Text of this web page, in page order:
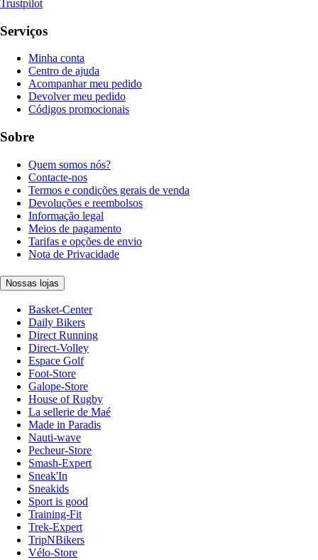
Trustpilot
Serviços
Minha conta
Centro de ajuda
Acompanhar meu pedido
Devolver meu pedido
Códigos promocionais
Sobre
Quem somos nós?
Contacte-nos
Termos e condições gerais de venda
Devoluções e reembolsos
Informação legal
Meios de pagamento
Tarifas e opções de envio
Nota de Privacidade
Nossas lojas
Basket-Center
Daily Bikers
Direct Running
Direct-Volley
Espace Golf
Foot-Store
Galope-Store
House of Rugby
La sellerie de Maé
Made in Paradis
Nauti-wave
Pecheur-Store
Smash-Expert
Sneak'In
Sneakids
Sport is good
Training-Fit
Trek-Expert
TripNBikers
Vélo-Store